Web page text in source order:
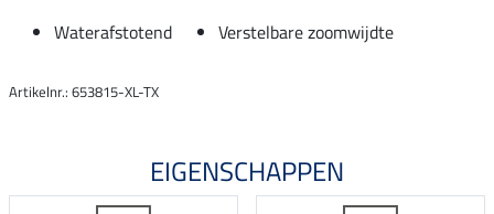
Waterafstotend
Verstelbare zoomwijdte
Artikelnr.: 653815-XL-TX
EIGENSCHAPPEN